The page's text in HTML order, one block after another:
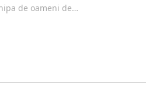
de oameni de…